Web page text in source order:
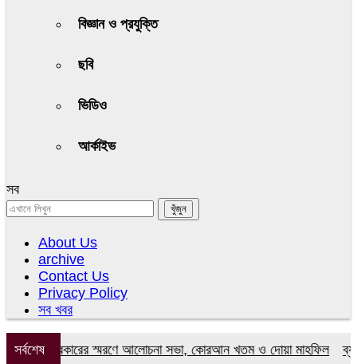
বিজ্ঞান ও প্রযুক্তি
ছবি
ভিডিও
আর্কাইভ
সব
About Us
archive
Contact Us
Privacy Policy
সব খবর
সর্বশেষসরকারের স্মরণে আলোচনা সভা, কোরআন খতম ও দোয়া মাহফিল